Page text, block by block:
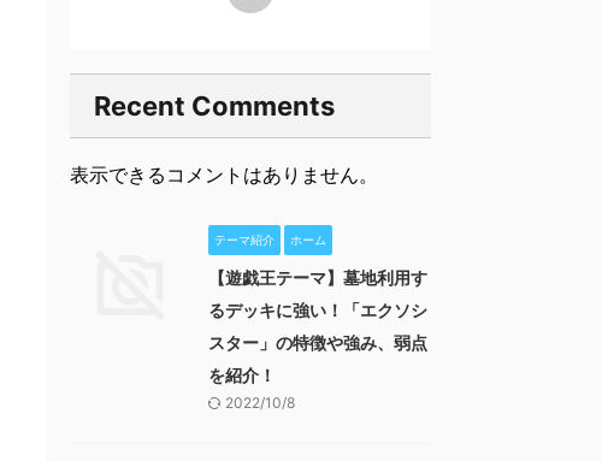
Recent Comments
表示できるコメントはありません。
テーマ紹介 ホーム
【遊戯王テーマ】墓地利用す
るデッキに強い！「エクソシ
スター」の特徴や強み、弱点
を紹介！
2022/10/8